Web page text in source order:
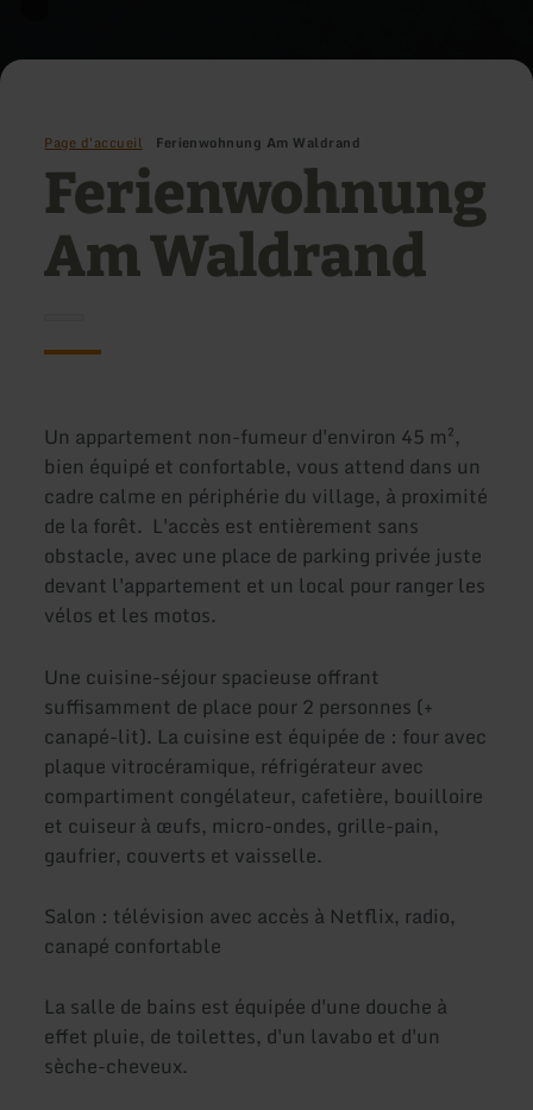
Page d'accueil Ferienwohnung Am Waldrand
Ferienwohnung
Am Waldrand
Un appartement non-fumeur d'environ 45 m²,
bien équipé et confortable, vous attend dans un
cadre calme en périphérie du village, à proximité
de la forêt. L'accès est entièrement sans
obstacle, avec une place de parking privée juste
devant l'appartement et un local pour ranger les
vélos et les motos.
Une cuisine-séjour spacieuse offrant
suffisamment de place pour 2 personnes (+
canapé-lit). La cuisine est équipée de : four avec
plaque vitrocéramique, réfrigérateur avec
compartiment congélateur, cafetière, bouilloire
et cuiseur à œufs, micro-ondes, grille-pain,
gaufrier, couverts et vaisselle.
Salon : télévision avec accès à Netflix, radio,
canapé confortable
La salle de bains est équipée d'une douche à
effet pluie, de toilettes, d'un lavabo et d'un
sèche-cheveux.